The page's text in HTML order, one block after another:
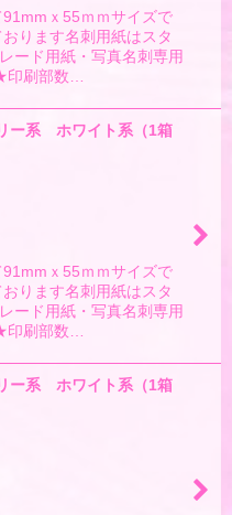
ｘ55ｍｍサイズで
ります名刺用紙はスタ
ード用紙・写真名刺専用
印刷部数…
系 ホワイト系（1箱
ｘ55ｍｍサイズで
ります名刺用紙はスタ
ード用紙・写真名刺専用
刷部数…
系 ホワイト系（1箱